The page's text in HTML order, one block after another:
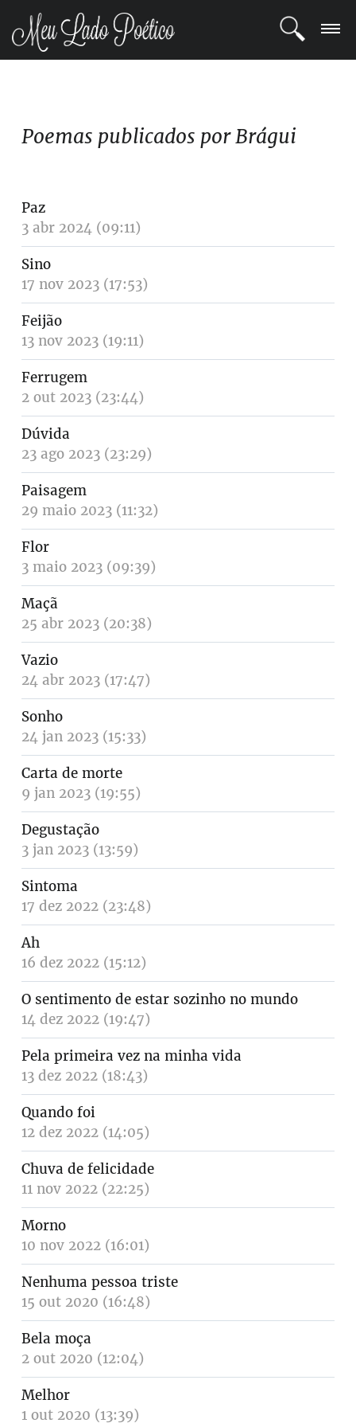
BLOG
COMUNIDADE
Poemas publicados por Brágui
Paz
3 abr 2024 (09:11)
Sino
17 nov 2023 (17:53)
Feijão
13 nov 2023 (19:11)
Ferrugem
2 out 2023 (23:44)
Dúvida
23 ago 2023 (23:29)
Paisagem
29 maio 2023 (11:32)
Flor
3 maio 2023 (09:39)
Maçã
25 abr 2023 (20:38)
Vazio
24 abr 2023 (17:47)
Sonho
24 jan 2023 (15:33)
Carta de morte
9 jan 2023 (19:55)
Degustação
3 jan 2023 (13:59)
Sintoma
17 dez 2022 (23:48)
Ah
16 dez 2022 (15:12)
O sentimento de estar sozinho no mundo
14 dez 2022 (19:47)
Pela primeira vez na minha vida
13 dez 2022 (18:43)
Quando foi
12 dez 2022 (14:05)
Chuva de felicidade
11 nov 2022 (22:25)
Morno
10 nov 2022 (16:01)
Nenhuma pessoa triste
15 out 2020 (16:48)
Bela moça
2 out 2020 (12:04)
Melhor
1 out 2020 (13:39)